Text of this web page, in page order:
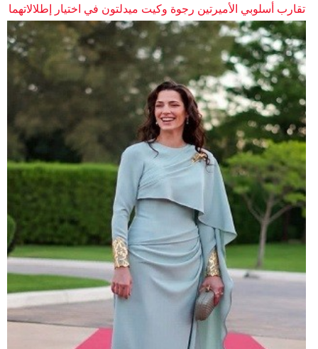
تقارب أسلوبي الأميرتين رجوة وكيت ميدلتون في اختيار إطلالاتهما